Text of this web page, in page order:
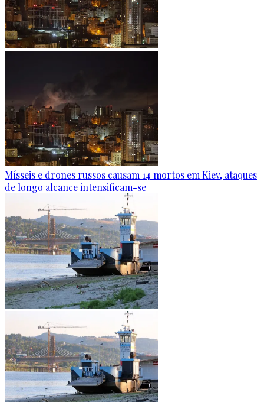
Mísseis e drones russos causam 14 mortos em Kiev, ataques
de longo alcance intensificam-se